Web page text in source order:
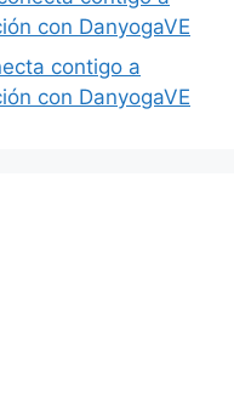
con DanyogaVE
contigo a
con DanyogaVE